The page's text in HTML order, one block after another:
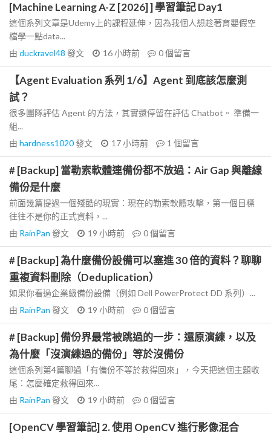
[Machine Learning A-Z [2026] ] 學習筆記 Day1
這個系列文章是Udemy上的課程延伸，因為我個人想趁著育嬰假空
檔學一點data...
由 duckravel48 發文 16 小時前 0個留言
【Agent Evaluation 系列 1/6】Agent 到底該怎麼測
試？
很多團隊評估 Agent 的方法，其實還停留在評估 Chatbot。 準備一
組...
由 hardness1020發文 17 小時前 1 個留言
# [Backup] 當勒索軟體連備份都不放過：Air Gap 與離線
備份是什麼
前面幾篇提過一個殘酷的現實：現在的勒索軟體攻擊，第一個目標
往往不是你的正式資料，...
由 RainPan 發文 19 小時前 0個留言
# [Backup] 為什麼備份設備可以塞進 30 倍的資料？聊聊
重複資料刪除（Deduplication）
如果你看過企業級備份設備（例如 Dell PowerProtect DD 系列）...
由 RainPan 發文 19 小時前 0個留言
# [Backup] 備份界最常被跳過的一步：還原演練，以及
為什麼「沒演練過的備份」等於沒備份
這個系列第4篇聊過「有備份不等於救得回來」，今天把這個主題收
尾：怎麼確定救得回來...
由 RainPan 發文 19 小時前 0個留言
[OpenCV 學習筆記] 2. 使用 OpenCV 進行影像混合